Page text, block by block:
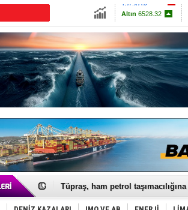
Altın 6528.32
Euro54.986
Anadolu Tersanesi EYDEP’te A
Tüpraş, ham petrol
İTU AUV, Dünya’da 2. oldu!
LNG taşımacılığında maliyetler